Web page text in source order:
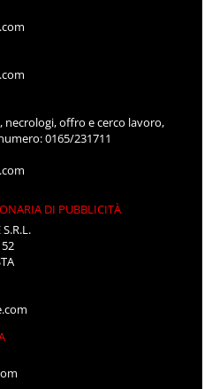
necrologi, offro e cerco lavoro,
0165/231711
DI PUBBLICITÀ
S.R.L.